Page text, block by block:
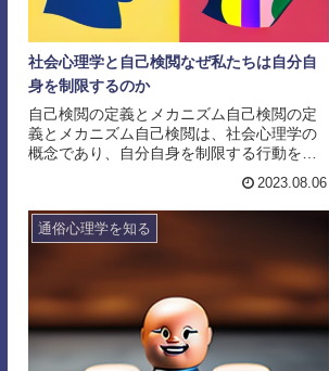
社会心理学と自己検閲なぜ私たちは自分自
身を制限するのか
自己検閲の定義とメカニズム自己検閲の定
義とメカニズム自己検閲は、社会心理学の
概念であり、自分自身を制限する行動を指
従い、自己表現を制限することで実現され
ます。なぜ私たちは自己検閲を行うのでし
ょうか？それは、社会的な受容や承認を得
に、自己のイメージを保つために、または
他者への影響を最小限に抑えるためなど、
さまざまな理由が考えられます。自己検閲
のメカニズムは、社会的な規範や価値観に
従うことによって実現されま...
2023.08.06
通俗心理学を知る